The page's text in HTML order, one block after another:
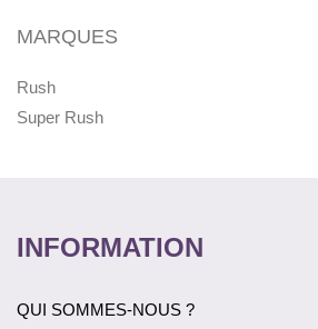
MARQUES
Rush
Super Rush
INFORMATION
QUI SOMMES-NOUS ?